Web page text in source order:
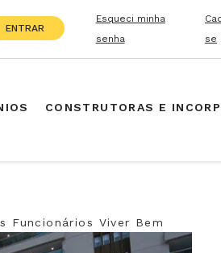
ENTRAR
Esqueci minha
senha
se
CONSTRUTORAS E
Funcionários Viver Bem